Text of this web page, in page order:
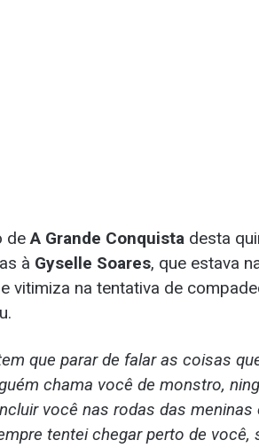
deA Grande Conquista desta
à Gyselle Soares, que estava
vitimiza na tentativa de
que parar de falar as coisas
chama você de monstro,
você nas rodas das
tentei chegar perto de você,